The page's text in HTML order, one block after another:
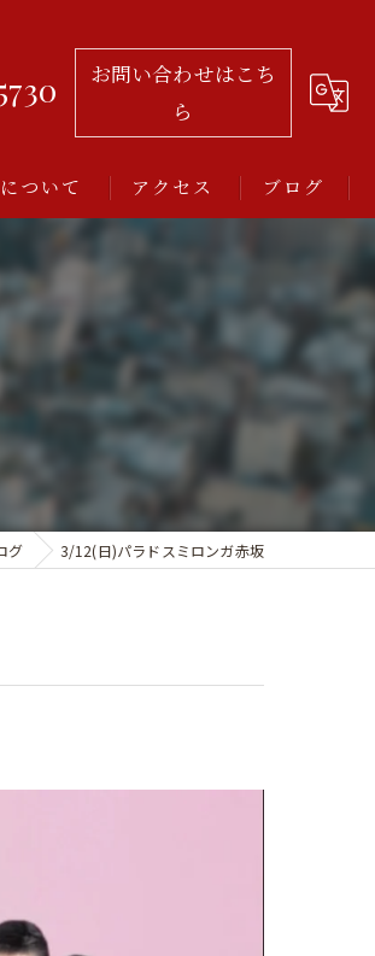
お問い合わせはこち
ら
ついて
とは
アクセス ブログ
グ 3/12(日)パラドスミロンガ赤坂